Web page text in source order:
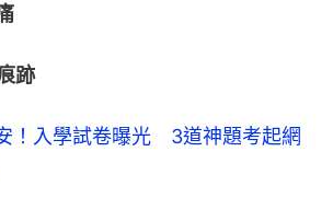
跡
！入學試卷曝光 3道神題考起網